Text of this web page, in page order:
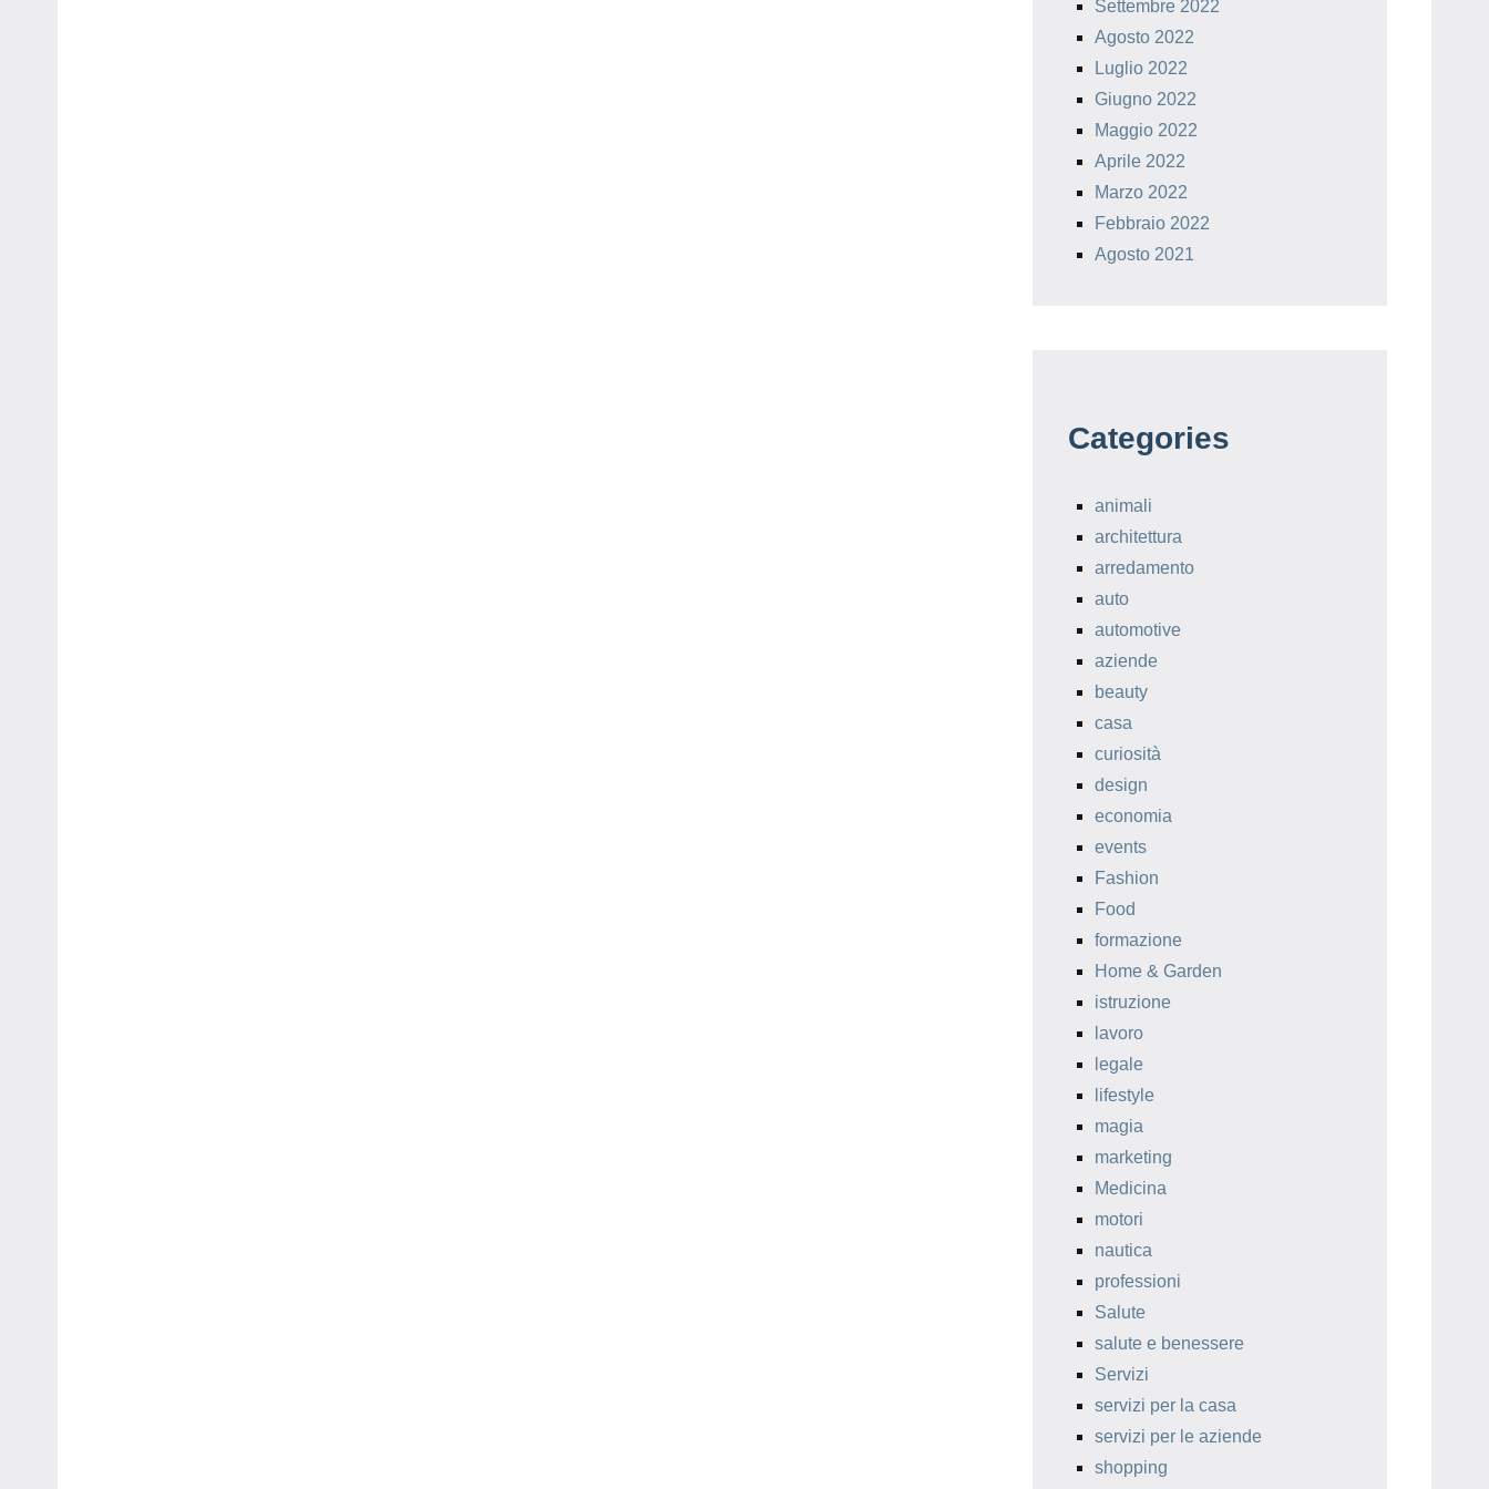
Settembre 2022
Agosto 2022
Luglio 2022
Giugno 2022
Maggio 2022
Aprile 2022
Marzo 2022
Febbraio 2022
Agosto 2021
Categories
animali
architettura
arredamento
auto
automotive
aziende
beauty
casa
curiosità
design
economia
events
Fashion
Food
formazione
Home & Garden
istruzione
lavoro
legale
lifestyle
magia
marketing
Medicina
motori
nautica
professioni
Salute
salute e benessere
Servizi
servizi per la casa
servizi per le aziende
shopping